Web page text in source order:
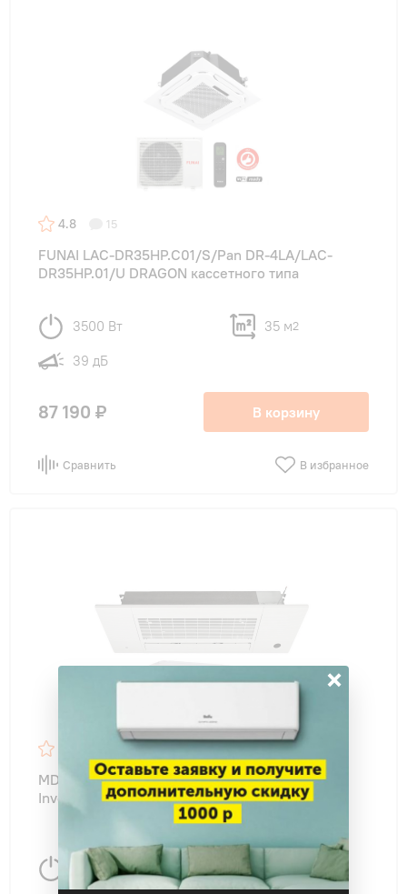
4.8 15
FUNAI LAC-DR35HP.C01/S/Pan DR-4LA/LAC-
DR35HP.01/U DRAGON кассетного типа
3500 Вт 35 м2
39 дБ
87 190 ₽ В корзину
Сравнить В избранное
MDV MDCA1I-18HRFN8/MDOAG-18HFN8 DC-
Inverter кассетного типа однопоточный
5170 Вт 50 м2
×